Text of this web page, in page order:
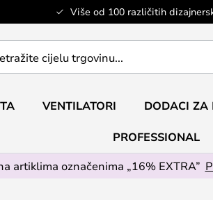
Više od 100 različitih
VENTILATORI DODACI ZA
PROFESSIONAL
artiklima označenima „16% EXTRA”